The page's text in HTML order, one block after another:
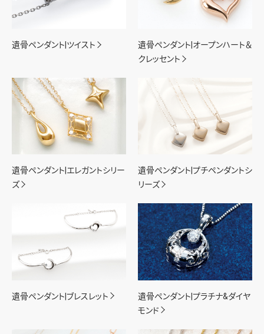
遺骨ペンダント|ツイスト
遺骨ペンダント|オープンハート＆
クレッセント
遺骨ペンダント|エレガントシリー
ズ
遺骨ペンダント|プチペンダントシ
リーズ
遺骨ペンダント|ブレスレット
遺骨ペンダント|プラチナ&ダイヤ
モンド